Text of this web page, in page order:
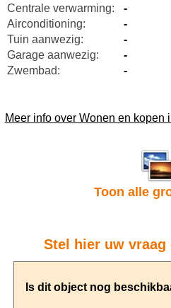
Centrale verwarming:
-
Airconditioning:
-
Tuin aanwezig:
-
Garage aanwezig:
-
Zwembad:
-
Meer info over Wonen en kopen
Toon alle
Stel hier uw